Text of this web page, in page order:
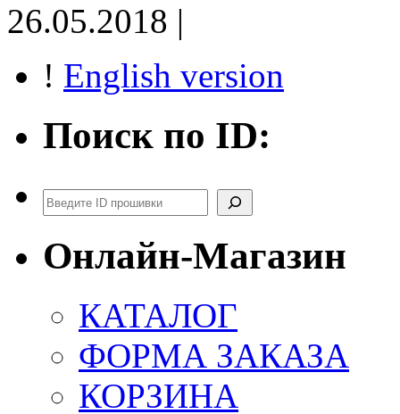
26.05.2018 |
! English version
Поиск по ID:
Поиск
Онлайн-Магазин
КАТАЛОГ
ФОРМА ЗАКАЗА
КОРЗИНА